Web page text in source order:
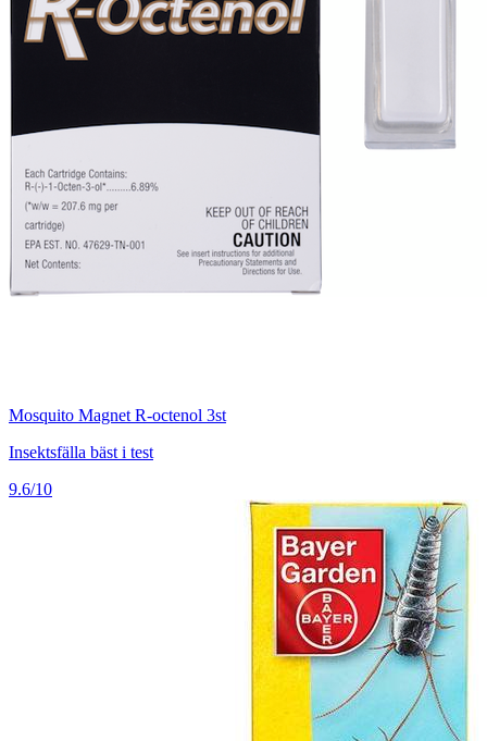
Mosquito Magnet R-octenol 3st
Insektsfälla bäst i test
9.6/10